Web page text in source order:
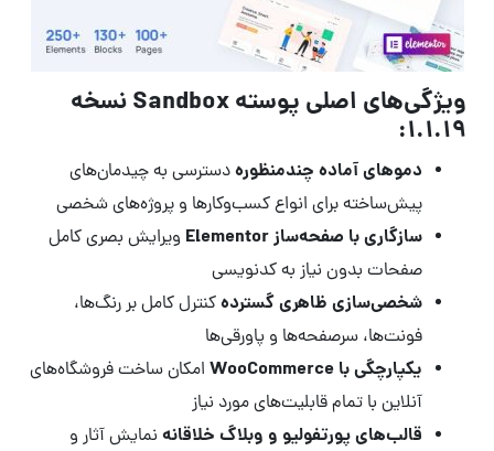
ویژگی‌های اصلی پوسته Sandbox نسخه
1.1.19:
دموهای آماده چندمنظورهدسترسی به چیدمان‌های
پیش‌ساخته برای انواع کسب‌وکارها و پروژه‌های شخصی
سازگاری با صفحه‌ساز Elementor
ویرایش بصری کامل
صفحات بدون نیاز به کدنویسی
شخصی‌سازی ظاهری گستردهکنترل کامل بر رنگ‌ها،
فونت‌ها، سرصفحه‌ها و پاورقی‌ها
یکپارچگی با WooCommerce
امکان ساخت فروشگاه‌های
آنلاین با تمام قابلیت‌های مورد نیاز
قالب‌های پورتفولیو و وبلاگ خلاقانه نمایش آثار و